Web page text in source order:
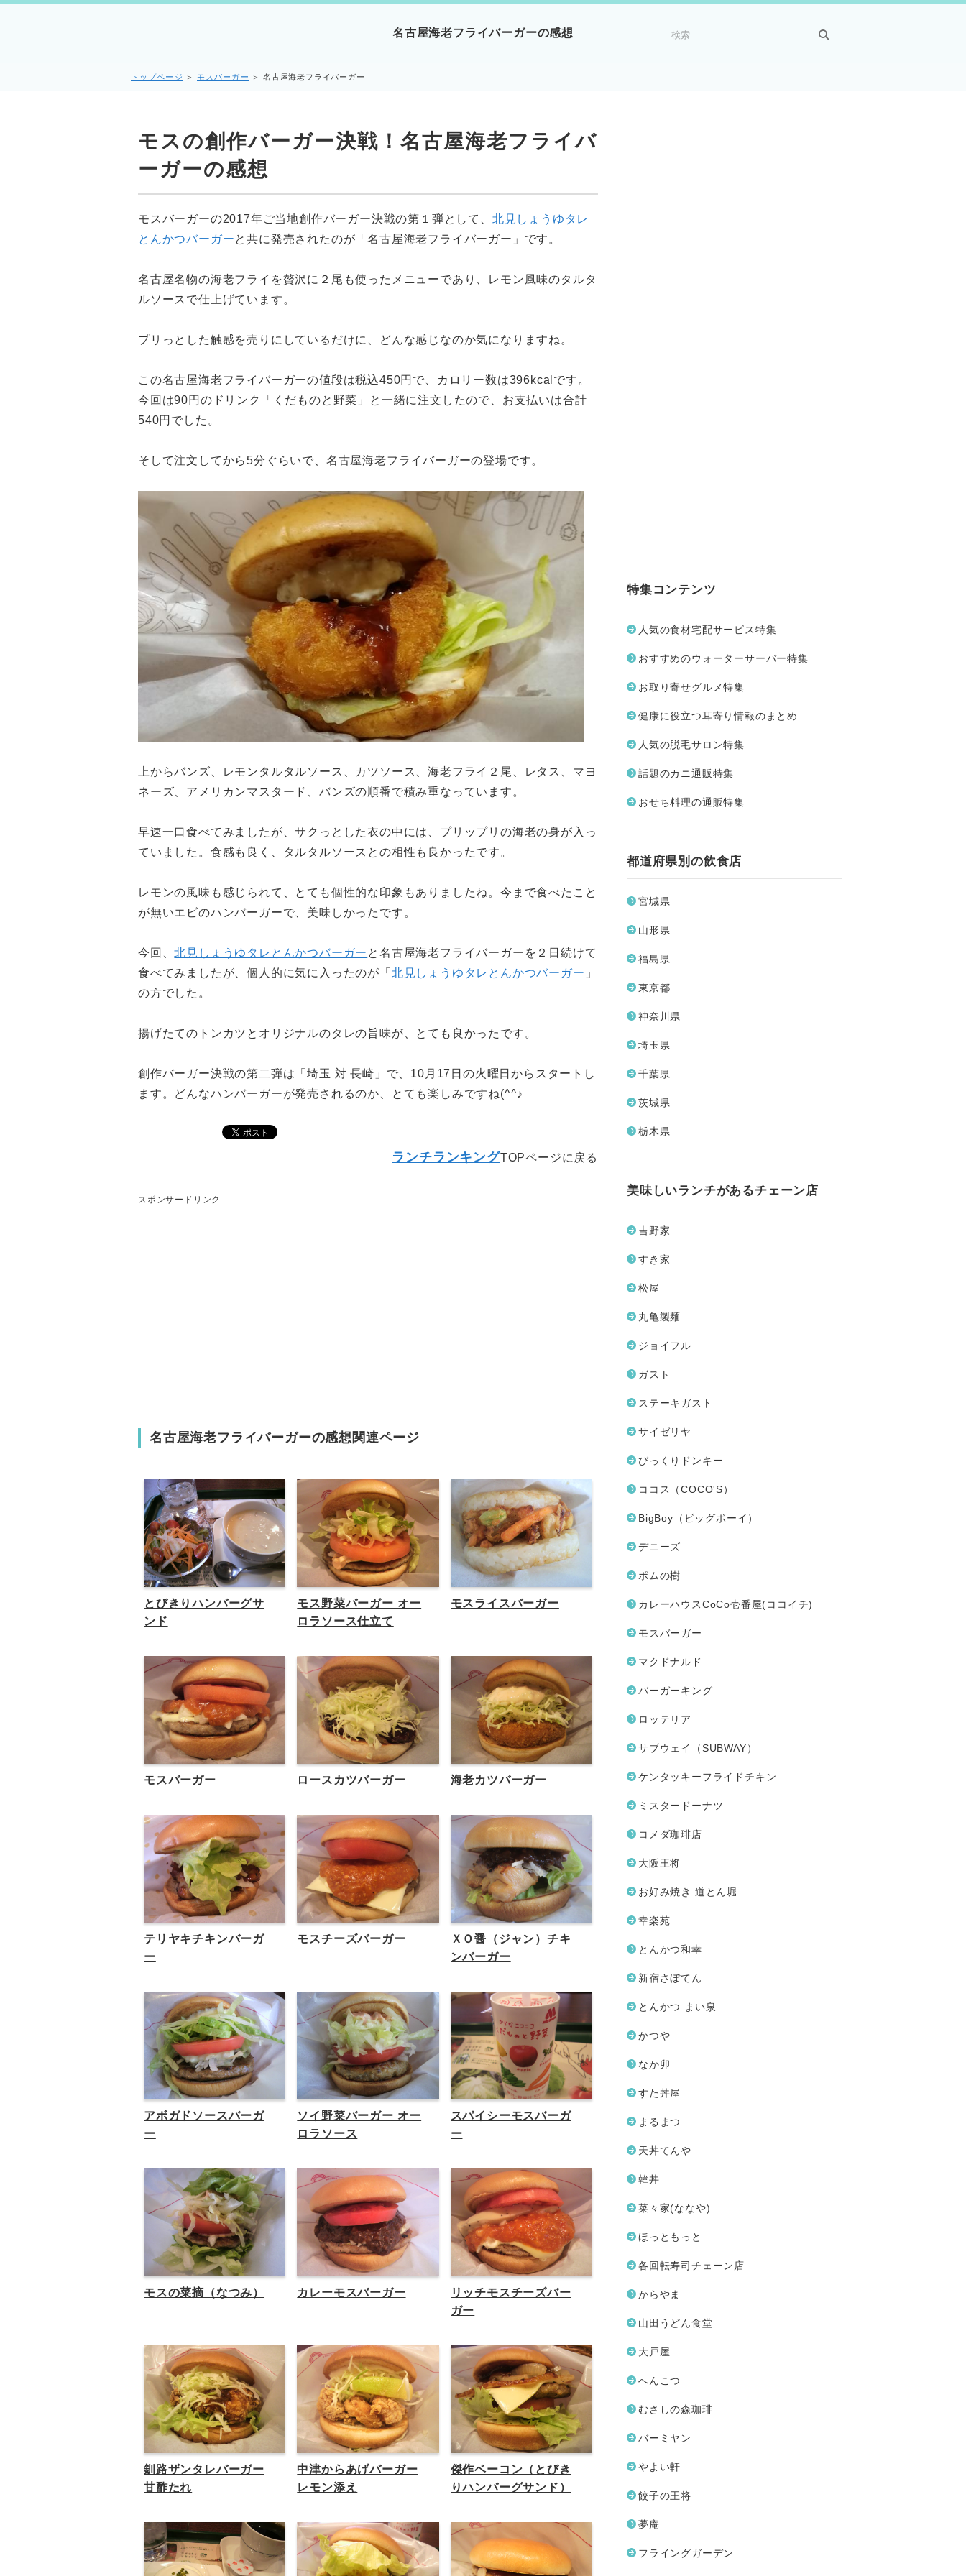
名古屋海老フライバーガーの感想
トップページ ＞モスバーガー ＞名古屋海老フライバーガー
モスの創作バーガー決戦！名古屋海老フライバ
ーガーの感想
モスバーガーの2017年ご当地創作バーガー決戦の第１弾として、 北見しょうゆタレ
とんかつバーガーと共に発売されたのが「名古屋海老フライバーガー」です。
名古屋名物の海老フライを贅沢に２尾も使ったメニューであり、レモン風味のタルタ
ルソースで仕上げています。
プリっとした触感を売りにしているだけに、どんな感じなのか気になりますね。
この名古屋海老フライバーガーの値段は税込450円で、カロリー数は396kcalです。
今回は90円のドリンク「くだものと野菜」と一緒に注文したので、お支払いは合計
540円でした。
そして注文してから5分ぐらいで、名古屋海老フライバーガーの登場です。
上からバンズ、レモンタルタルソース、カツソース、海老フライ２尾、レタス、マヨ
ネーズ、アメリカンマスタード、バンズの順番で積み重なっています。
早速一口食べてみましたが、サクっとした衣の中には、プリップリの海老の身が入っ
ていました。食感も良く、タルタルソースとの相性も良かったです。
レモンの風味も感じられて、とても個性的な印象もありましたね。今まで食べたこと
が無いエビのハンバーガーで、美味しかったです。
今回、北見しょうゆタレとんかつバーガー と名古屋海老フライバーガーを２日続けて
食べてみましたが、個人的に気に入ったのが「 北見しょうゆタレとんかつバーガー 」
の方でした。
揚げたてのトンカツとオリジナルのタレの旨味が、とても良かったです。
創作バーガー決戦の第二弾は「埼玉 対 長崎」で、10月17日の火曜日からスタートし
ます。どんなハンバーガーが発売されるのか、とても楽しみですね(^^♪
ランチランキングTOPページに戻る
スポンサードリンク
名古屋海老フライバーガーの感想関連ページ
とびきりハンバーグサ
ンド
モス野菜バーガー オー
ロラソース仕立て
モスライスバーガー
モスバーガー ロースカツバーガー 海老カツバーガー
テリヤキチキンバーガ
ー
モスチーズバーガー
ＸＯ醤（ジャン）チキ
ンバーガー
アボガドソースバーガ
ー
ソイ野菜バーガー オー
ロラソース
スパイシーモスバーガ
ー
モスの菜摘（なつみ） カレーモスバーガー
リッチモスチーズバー
ガー
釧路ザンタレバーガー
甘酢たれ
中津からあげバーガー
レモン添え
傑作ベーコン（とびき
りハンバーグサンド）
特集コンテンツ
人気の食材宅配サービス特集
おすすめのウォーターサーバー特集
お取り寄せグルメ特集
健康に役立つ耳寄り情報のまとめ
人気の脱毛サロン特集
話題のカニ通販特集
おせち料理の通販特集
都道府県別の飲食店
宮城県
山形県
福島県
東京都
神奈川県
埼玉県
千葉県
茨城県
栃木県
美味しいランチがあるチェーン店
吉野家
すき家
松屋
丸亀製麺
ジョイフル
ガスト
ステーキガスト
サイゼリヤ
びっくりドンキー
ココス（COCO'S）
BigBoy（ビッグボーイ）
デニーズ
ポムの樹
カレーハウスCoCo壱番屋(ココイチ)
モスバーガー
マクドナルド
バーガーキング
ロッテリア
サブウェイ（SUBWAY）
ケンタッキーフライドチキン
ミスタードーナツ
コメダ珈琲店
大阪王将
お好み焼き 道とん堀
幸楽苑
とんかつ和幸
新宿さぼてん
とんかつ まい泉
かつや
なか卯
すた丼屋
まるまつ
天丼てんや
韓丼
菜々家(ななや)
ほっともっと
各回転寿司チェーン店
からやま
山田うどん食堂
大戸屋
へんこつ
むさしの森珈琲
バーミヤン
やよい軒
餃子の王将
夢庵
フライングガーデン